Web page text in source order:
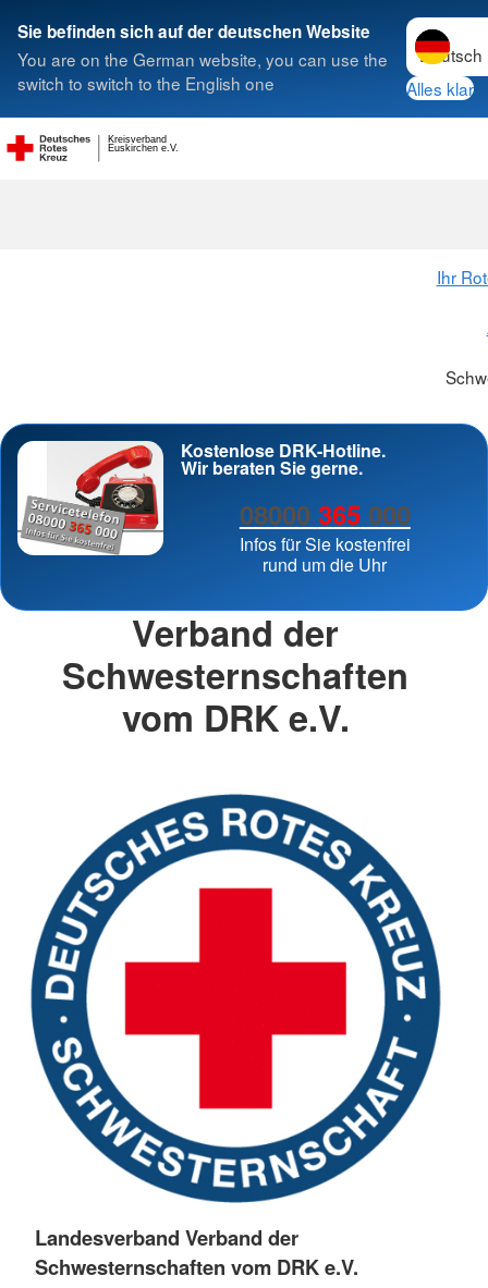
Sie befinden sich auf der deutschen Website
You are on the German website, you can use the
switch to switch to the English one
Sprache
Alles klar
Euskirchen e.V.
Kreisverband
Suche
Ihr
Kostenlose DRK-Hotline.
Wir beraten Sie gerne.
08000 365000
Infos für Sie kostenfrei
rund um die Uhr
Verband der
Schwesternschaften
vom DRK e.V.
Landesverband Verband der
Schwesternschaften vom DRK e.V.